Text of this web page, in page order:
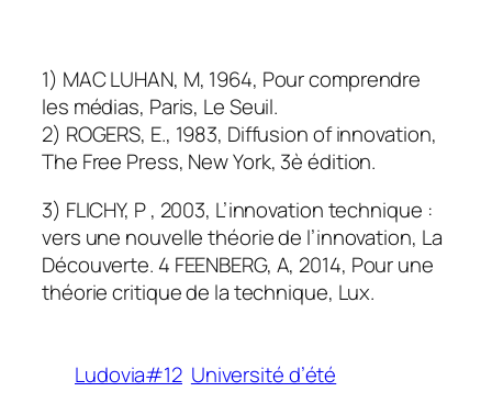
1) MAC LUHAN, M, 1964, Pour comprendre
les médias, Paris, Le Seuil.
2) ROGERS, E., 1983, Diffusion of innovation,
The Free Press, New York, 3è édition.
3) FLICHY, P , 2003, L’innovation technique :
vers une nouvelle théorie de l’innovation, La
Découverte. 4 FEENBERG, A, 2014, Pour une
théorie critique de la technique, Lux.
Ludovia#12 Université d’été